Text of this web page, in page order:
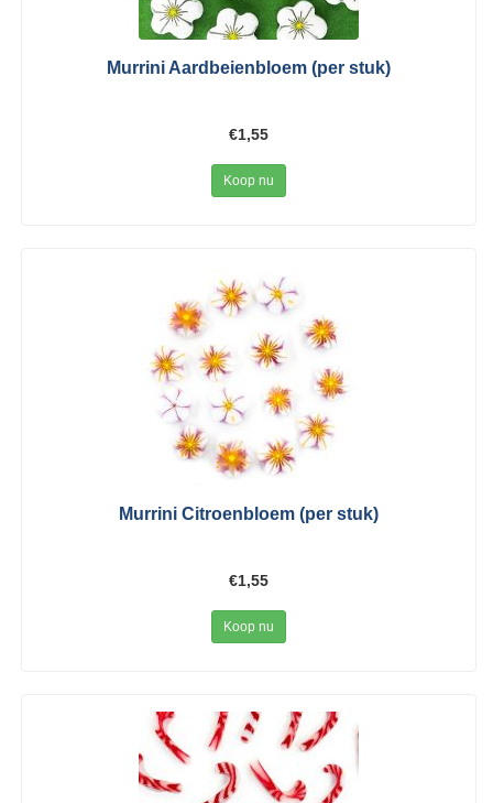
Murrini Aardbeienbloem (per stuk)
€1,55
Koop nu
Murrini Citroenbloem (per stuk)
€1,55
Koop nu